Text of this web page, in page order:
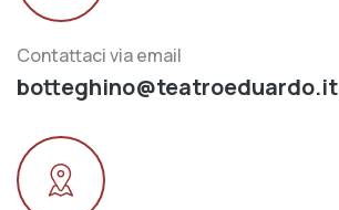
Contattaci via email
botteghino@teatroeduardo.it